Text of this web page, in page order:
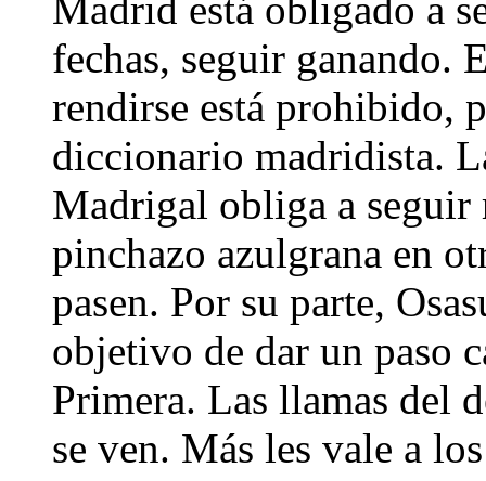
fechas, seguir ganando.
rendirse está prohibido,
diccionario madridista.
Madrigal obliga a seguir
pinchazo azulgrana en
pasen. Por su parte,
objetivo de dar un paso
Primera. Las llamas del
se ven. Más les vale a